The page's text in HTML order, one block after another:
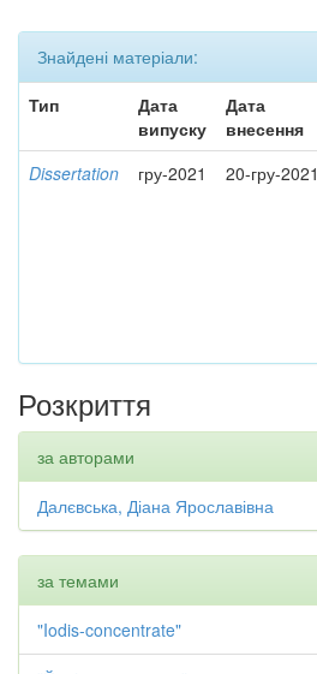
Знайдені матеріали:
Тип
Дата
випуску
Дата
внесення
Dissertation гру-2021 20-гру-2021
Розкриття
за авторами
Далєвська, Діана Ярославівна
за темами
"Iodis-concentrate"